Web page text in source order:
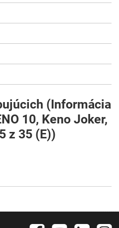
(Informácia
10, Keno Joker,
z 35 (E))